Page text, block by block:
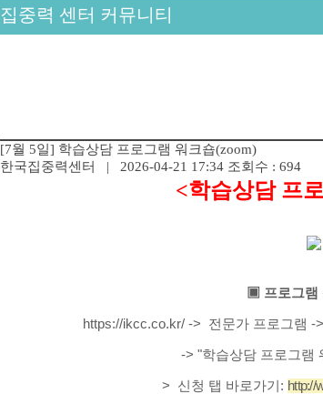
집중력 센터 커뮤니티
[7월 5일] 학습상담 프로그램 워크숍(zoom)
한국집중력센터
| 2026-04-21 17:34 조회수 : 694
<학습상담 프
▣ 프로그램
https://ikcc.co.kr/-> 전문가 프로그램 -
->"학습상담 프로그램
> 신청 탭 바로가기: http://